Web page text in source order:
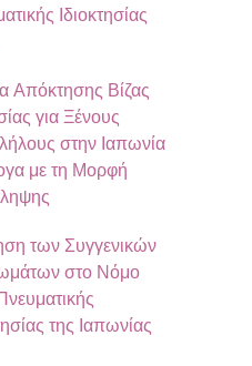
Ιδιοκτησίας
Απόκτησης Βίζας
για Ξένους
στην Ιαπωνία
με τη Μορφή
των Συγγενικών
στο Νόμο
της Ιαπωνίας